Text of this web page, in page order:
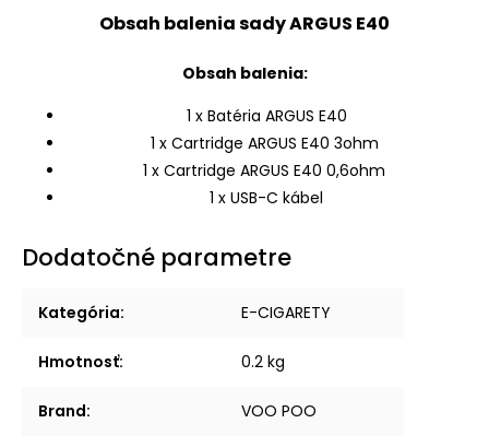
Obsah balenia sady ARGUS E40
Obsah balenia:
1 x Batéria ARGUS E40
1 x Cartridge ARGUS E40 3ohm
1 x Cartridge ARGUS E40 0,6ohm
1 x USB-C kábel
Dodatočné parametre
Kategória: E-CIGARETY
Hmotnosť: 0.2 kg
Brand: VOO POO